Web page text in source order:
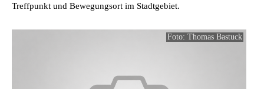
Treffpunkt und Bewegungsort im Stadtgebiet.
Foto: Thomas Bastuck